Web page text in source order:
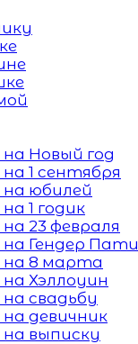
Новый год
1 сентября
юбилей
1 годик
23 февраля
Гендер Пати
8 марта
Хэллоуин
свадьбу
девичник
выписку